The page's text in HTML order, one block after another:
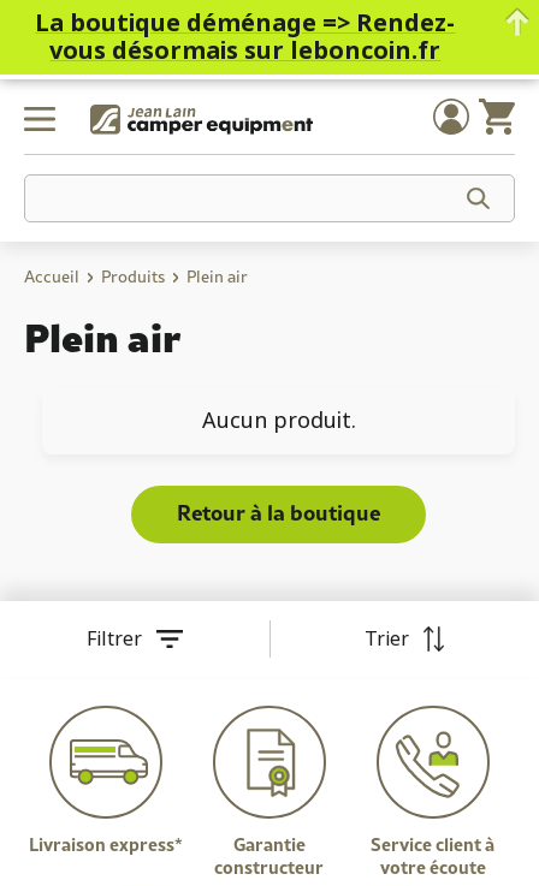
Skip
content
Accueil Produits Plein air
Plein air
Aucun produit.
Retour à la boutique
Filtrer Trier
Livraison express*
Garantie
constructeur
Service client à
votre écoute
La boutique déménage =>Rendez-
vous désormais sur leboncoin.fr